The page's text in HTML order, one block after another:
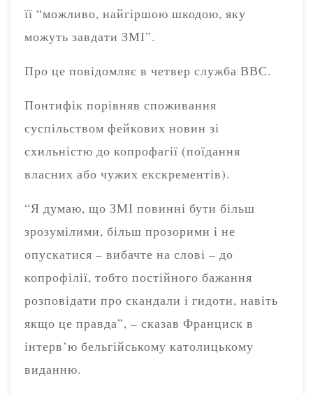
її “можливо, найгіршою шкодою, яку
можуть завдати ЗМІ”.
Про це повідомляє в четвер служба ВВС.
Понтифік порівняв споживання
суспільством фейкових новин зі
схильністю до копрофагії (поїдання
власних або чужих екскрементів).
“Я думаю, що ЗМІ повинні бути більш
зрозумілими, більш прозорими і не
опускатися – вибачте на слові – до
копрофілії, тобто постійного бажання
розповідати про скандали і гидоти, навіть
якщо це правда”, – сказав Франциск в
інтерв’ю бельгійському католицькому
виданню.